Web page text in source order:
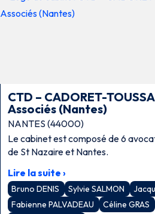
CTD – CADORET-
Associés (Nantes)
NANTES (44000)
Le cabinet est composé de 6
de St Nazaire et Nantes.
Lire la suite ›
Bruno DENIS Sylvie SALMON
Fabienne PALVADEAU
Céline GRAS